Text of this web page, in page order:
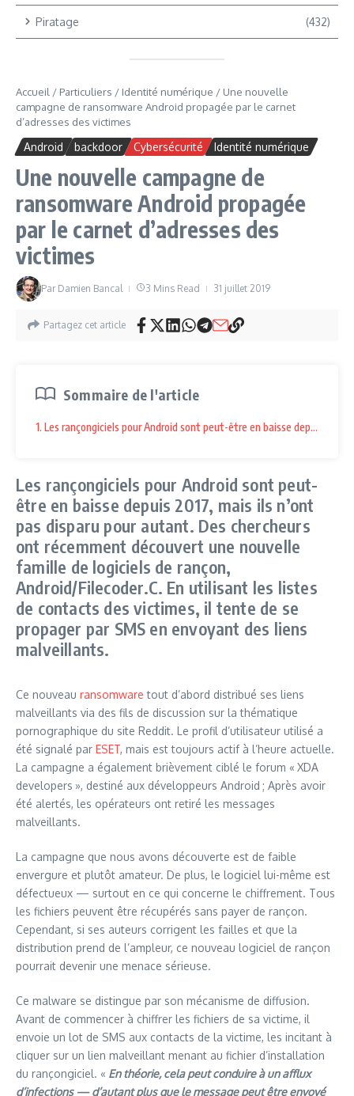
Piratage (432)
Accueil / Particuliers / Identité numérique / Une nouvelle
campagne de ransomware Android propagée par le carnet
d’adresses des victimes
Android backdoor Cybersécurité Identité numérique
Une nouvelle campagne de
ransomware Android propagée
par le carnet d’adresses des
victimes
Par Damien Bancal 3 Mins Read 31 juillet 2019
Partagez cet article
Sommaire de l'article
1. Les rançongiciels pour Android sont peut-être en baisse depuis
Les rançongiciels pour Android sont peut-
être en baisse depuis 2017, mais ils n’ont
pas disparu pour autant. Des chercheurs
ont récemment découvert une nouvelle
famille de logiciels de rançon,
Android/Filecoder.C. En utilisant les listes
de contacts des victimes, il tente de se
propager par SMS en envoyant des liens
malveillants.
Ce nouveau ransomware tout d’abord distribué ses liens
malveillants via des fils de discussion sur la thématique
pornographique du site Reddit. Le profil d’utilisateur utilisé a
été signalé par ESET, mais est toujours actif à l’heure actuelle.
La campagne a également brièvement ciblé le forum « XDA
developers », destiné aux développeurs Android ; Après avoir
été alertés, les opérateurs ont retiré les messages
malveillants.
La campagne que nous avons découverte est de faible
envergure et plutôt amateur. De plus, le logiciel lui-même est
défectueux — surtout en ce qui concerne le chiffrement. Tous
les fichiers peuvent être récupérés sans payer de rançon.
Cependant, si ses auteurs corrigent les failles et que la
distribution prend de l’ampleur, ce nouveau logiciel de rançon
pourrait devenir une menace sérieuse.
Ce malware se distingue par son mécanisme de diffusion.
Avant de commencer à chiffrer les fichiers de sa victime, il
envoie un lot de SMS aux contacts de la victime, les incitant à
cliquer sur un lien malveillant menant au fichier d’installation
du rançongiciel. « En théorie, cela peut conduire à un afflux
d’infections — d’autant plus que le message peut être envoyé